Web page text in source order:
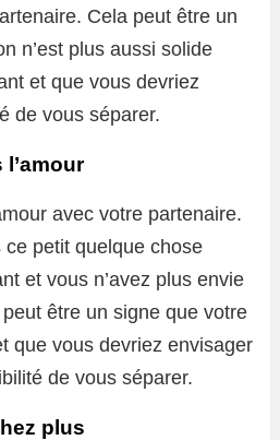
Cela peut être un
n’est plus aussi solide
et que vous devriez
de vous séparer.
avec votre partenaire.
ce petit quelque chose
et vous n’avez plus envie
être un signe que votre
que vous devriez envisager
de vous séparer.
plus